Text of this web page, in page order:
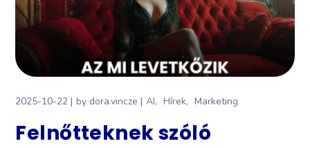
2025-10-22 by dora.vincze AI Hírek Marketing
Felnőtteknek szóló